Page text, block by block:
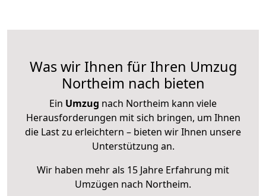
Was wir Ihnen für Ihren Umzug
Northeim nach bieten
Ein Umzug nach Northeim kann viele
Herausforderungen mit sich bringen, um Ihnen
die Last zu erleichtern – bieten wir Ihnen unsere
Unterstützung an.
Wir haben mehr als 15 Jahre Erfahrung mit
Umzügen nach Northeim.